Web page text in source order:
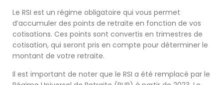
Le RSI est un régime obligatoire qui vous permet
d’accumuler des points de retraite en fonction de vos
cotisations. Ces points sont convertis en trimestres de
cotisation, qui seront pris en compte pour déterminer le
montant de votre retraite.
Il est important de noter que le RSI a été remplacé par le